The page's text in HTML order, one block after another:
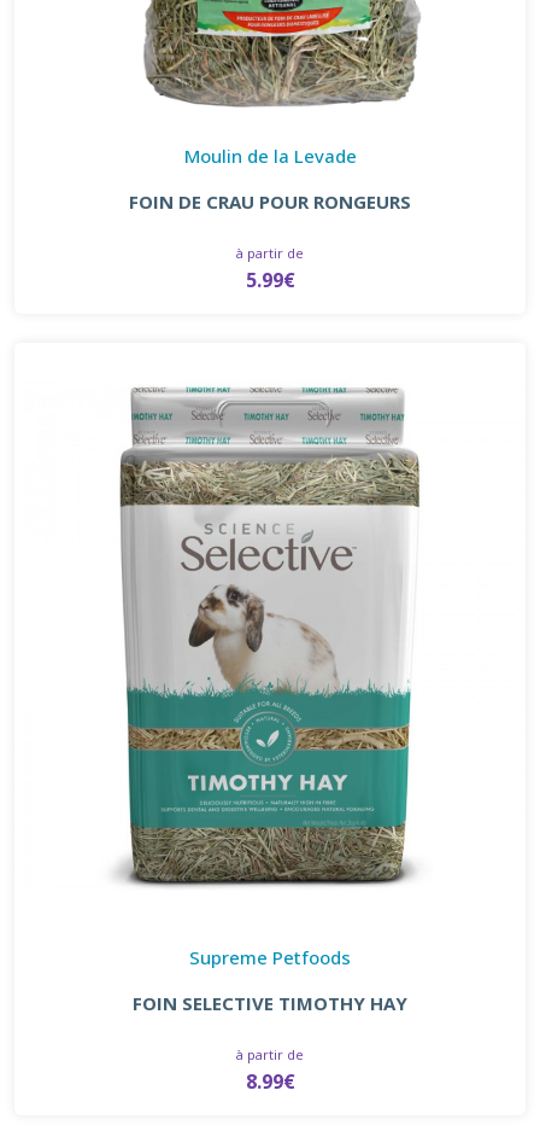
Moulin de la Levade
FOIN DE CRAU POUR RONGEURS
à partir de
5.99€
Supreme Petfoods
FOIN SELECTIVE TIMOTHY HAY
à partir de
8.99€